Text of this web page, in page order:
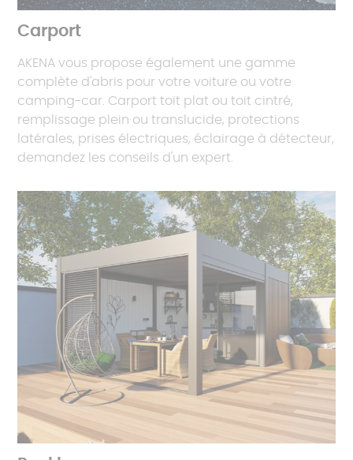
Carport
AKENA vous propose également une gamme
complète d'abris pour votre voiture ou votre
camping-car. Carport toit plat ou toit cintré,
remplissage plein ou translucide, protections
latérales, prises électriques, éclairage à détecteur,
demandez les conseils d'un expert.